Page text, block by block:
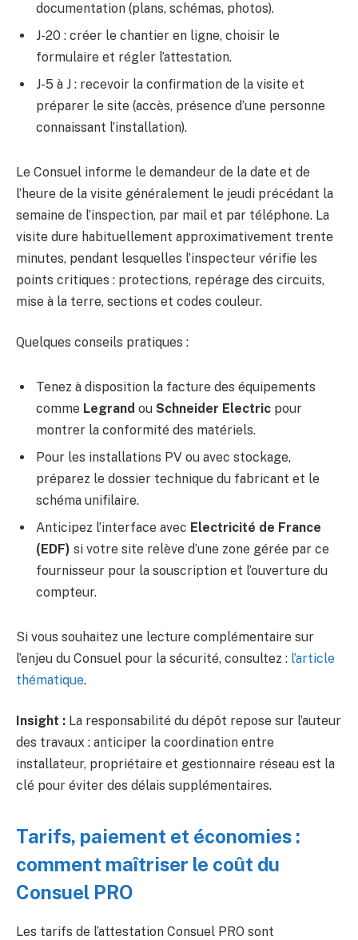
documentation (plans, schémas, photos).
J-20 : créer le chantier en ligne, choisir le
formulaire et régler l’attestation.
J-5 à J : recevoir la confirmation de la visite et
préparer le site (accès, présence d’une personne
connaissant l’installation).
Le Consuel informe le demandeur de la date et de
l’heure de la visite généralement le jeudi précédant la
semaine de l’inspection, par mail et par téléphone. La
visite dure habituellement approximativement trente
minutes, pendant lesquelles l’inspecteur vérifie les
points critiques : protections, repérage des circuits,
mise à la terre, sections et codes couleur.
Quelques conseils pratiques :
Tenez à disposition la facture des équipements
comme Legrand ou Schneider Electric pour
montrer la conformité des matériels.
Pour les installations PV ou avec stockage,
préparez le dossier technique du fabricant et le
schéma unifilaire.
Anticipez l’interface avec Electricité de France
(EDF) si votre site relève d’une zone gérée par ce
fournisseur pour la souscription et l’ouverture du
compteur.
Si vous souhaitez une lecture complémentaire sur
l’enjeu du Consuel pour la sécurité, consultez : l’article
thématique.
Insight : La responsabilité du dépôt repose sur l’auteur
des travaux : anticiper la coordination entre
installateur, propriétaire et gestionnaire réseau est la
clé pour éviter des délais supplémentaires.
Tarifs, paiement et économies :
comment maîtriser le coût du
Consuel PRO
Les tarifs de l’attestation Consuel PRO sont